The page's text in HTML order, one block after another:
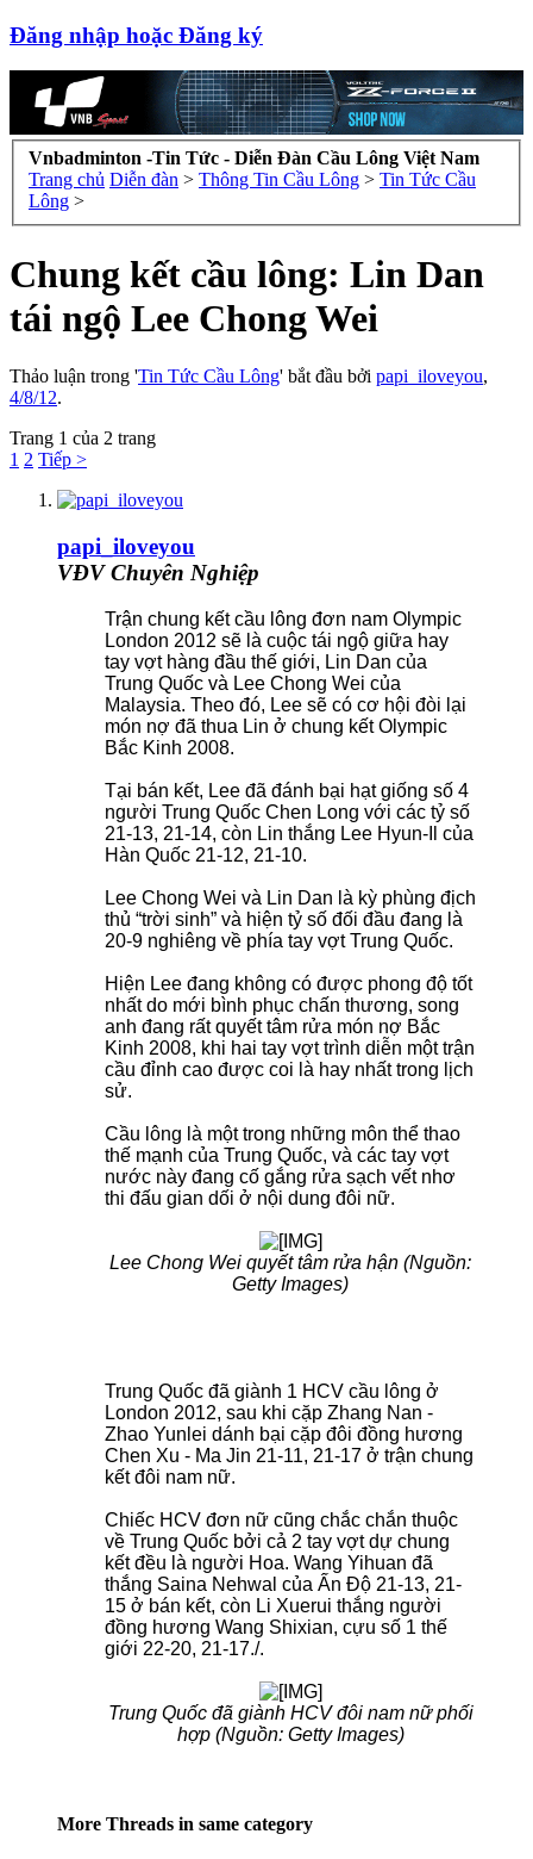
Đăng nhập hoặc Đăng ký
Vnbadminton -Tin Tức - Diễn Đàn Cầu Lông Việt Nam
Trang chủ Diễn đàn > Thông Tin Cầu Lông > Tin Tức Cầu
Lông >
Chung kết cầu lông: Lin Dan
tái ngộ Lee Chong Wei
Thảo luận trong 'Tin Tức Cầu Lông' bắt đầu bởi papi_iloveyou,
4/8/12.
Trang 1 của 2 trang
1 2 Tiếp >
papi_iloveyou
VĐV Chuyên Nghiệp
Trận chung kết cầu lông đơn nam Olympic
London 2012 sẽ là cuộc tái ngộ giữa hay
tay vợt hàng đầu thế giới, Lin Dan của
Trung Quốc và Lee Chong Wei của
Malaysia. Theo đó, Lee sẽ có cơ hội đòi lại
món nợ đã thua Lin ở chung kết Olympic
Bắc Kinh 2008.
Tại bán kết, Lee đã đánh bại hạt giống số 4
người Trung Quốc Chen Long với các tỷ số
21-13, 21-14, còn Lin thắng Lee Hyun-Il của
Hàn Quốc 21-12, 21-10.
Lee Chong Wei và Lin Dan là kỳ phùng địch
thủ “trời sinh” và hiện tỷ số đối đầu đang là
20-9 nghiêng về phía tay vợt Trung Quốc.
Hiện Lee đang không có được phong độ tốt
nhất do mới bình phục chấn thương, song
anh đang rất quyết tâm rửa món nợ Bắc
Kinh 2008, khi hai tay vợt trình diễn một trận
cầu đỉnh cao được coi là hay nhất trong lịch
sử.
Cầu lông là một trong những môn thể thao
thế mạnh của Trung Quốc, và các tay vợt
nước này đang cố gắng rửa sạch vết nhơ
thi đấu gian dối ở nội dung đôi nữ.
Lee Chong Wei quyết tâm rửa hận (Nguồn:
Getty Images)
Trung Quốc đã giành 1 HCV cầu lông ở
London 2012, sau khi cặp Zhang Nan -
Zhao Yunlei dánh bại cặp đôi đồng hương
Chen Xu - Ma Jin 21-11, 21-17 ở trận chung
kết đôi nam nữ.
Chiếc HCV đơn nữ cũng chắc chắn thuộc
về Trung Quốc bởi cả 2 tay vợt dự chung
kết đều là người Hoa. Wang Yihuan đã
thắng Saina Nehwal của Ấn Độ 21-13, 21-
15 ở bán kết, còn Li Xuerui thắng người
đồng hương Wang Shixian, cựu số 1 thế
giới 22-20, 21-17./.
Trung Quốc đã giành HCV đôi nam nữ phối
hợp (Nguồn: Getty Images)
More Threads in same category